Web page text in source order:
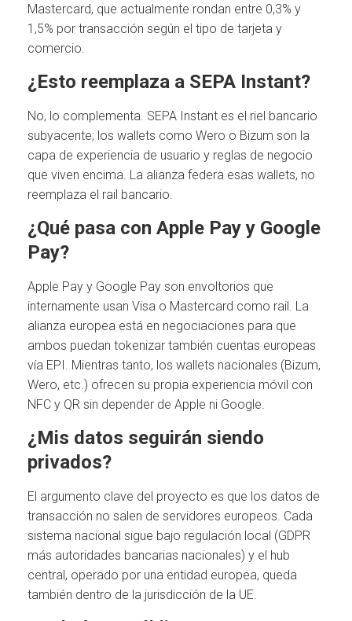
Mastercard, que actualmente rondan entre 0,3% y
1,5% por transacción según el tipo de tarjeta y
comercio.
¿Esto reemplaza a SEPA Instant?
No, lo complementa. SEPA Instant es el riel bancario
subyacente; los wallets como Wero o Bizum son la
capa de experiencia de usuario y reglas de negocio
que viven encima. La alianza federa esas wallets, no
reemplaza el rail bancario.
¿Qué pasa con Apple Pay y Google
Pay?
Apple Pay y Google Pay son envoltorios que
internamente usan Visa o Mastercard como rail. La
alianza europea está en negociaciones para que
ambos puedan tokenizar también cuentas europeas
vía EPI. Mientras tanto, los wallets nacionales (Bizum,
Wero, etc.) ofrecen su propia experiencia móvil con
NFC y QR sin depender de Apple ni Google.
¿Mis datos seguirán siendo
privados?
El argumento clave del proyecto es que los datos de
transacción no salen de servidores europeos. Cada
sistema nacional sigue bajo regulación local (GDPR
más autoridades bancarias nacionales) y el hub
central, operado por una entidad europea, queda
también dentro de la jurisdicción de la UE.